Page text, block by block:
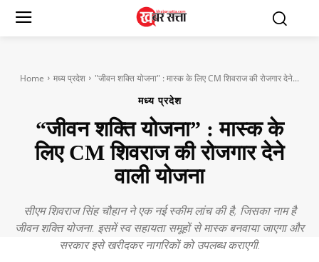
Home मध्य प्रदेश "जीवन शक्ति योजना" : मास्क के लिए CM शिवराज की रोजगार देने...
मध्य प्रदेश
“जीवन शक्ति योजना” : मास्क के
लिए CM शिवराज की रोजगार देने
वाली योजना
सीएम शिवराज सिंह चौहान ने एक नई स्कीम लांच की है, जिसका नाम है
जीवन शक्ति योजना. इसमें स्व सहायता समूहों से मास्क बनवाया जाएगा और
सरकार इसे खरीदकर नागरिकों को उपलब्ध कराएगी.